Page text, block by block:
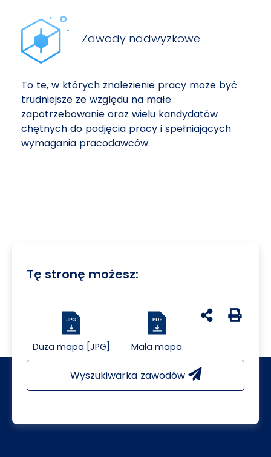
Zawody nadwyżkowe
To te, w których znalezienie pracy może być
trudniejsze ze względu na małe
zapotrzebowanie oraz wielu kandydatów
chętnych do podjęcia pracy i spełniających
wymagania pracodawców.
Tę stronę możesz:
Duża mapa [JPG] Mała mapa
udostępnij na
Generuj
Wyszukiwarka zawodów